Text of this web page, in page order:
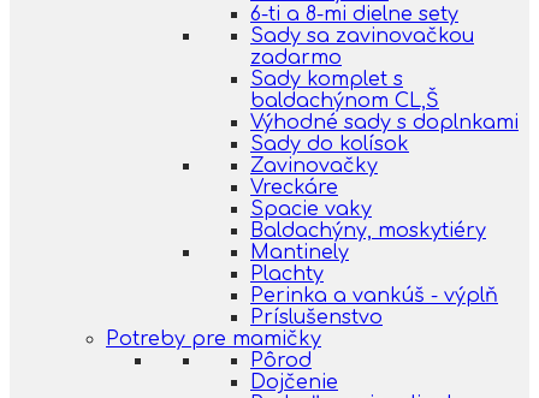
6-ti a 8-mi dielne sety
Sady sa zavinovačkou
zadarmo
Sady komplet s
baldachýnom CL,Š
Výhodné sady s doplnkami
Sady do kolísok
Zavinovačky
Vreckáre
Spacie vaky
Baldachýny, moskytiéry
Mantinely
Plachty
Perinka a vankúš - výplň
Príslušenstvo
Potreby pre mamičky
Pôrod
Dojčenie